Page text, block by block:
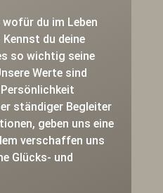
du im Leben
du deine
so wichtig seine
Werte sind
ständiger Begleiter
geben uns eine
verschaffen uns
Glücks- und